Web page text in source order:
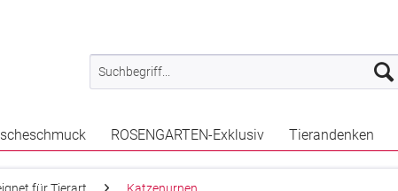
ROSENGARTEN-Exklusiv Tierandenken